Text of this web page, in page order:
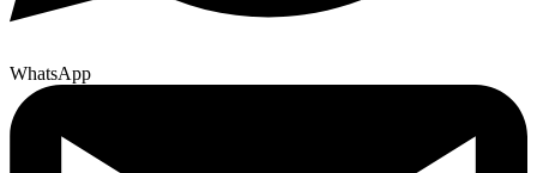
WhatsApp